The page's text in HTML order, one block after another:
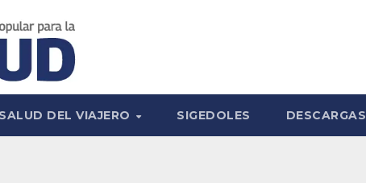
SALUD DEL VIAJERO SIGEDOLES DESCARGAS